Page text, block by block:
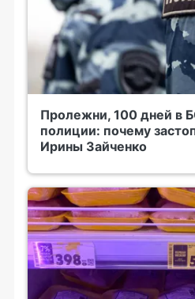
Пролежни, 100 дней в
полиции: почему
Ирины Зайченко